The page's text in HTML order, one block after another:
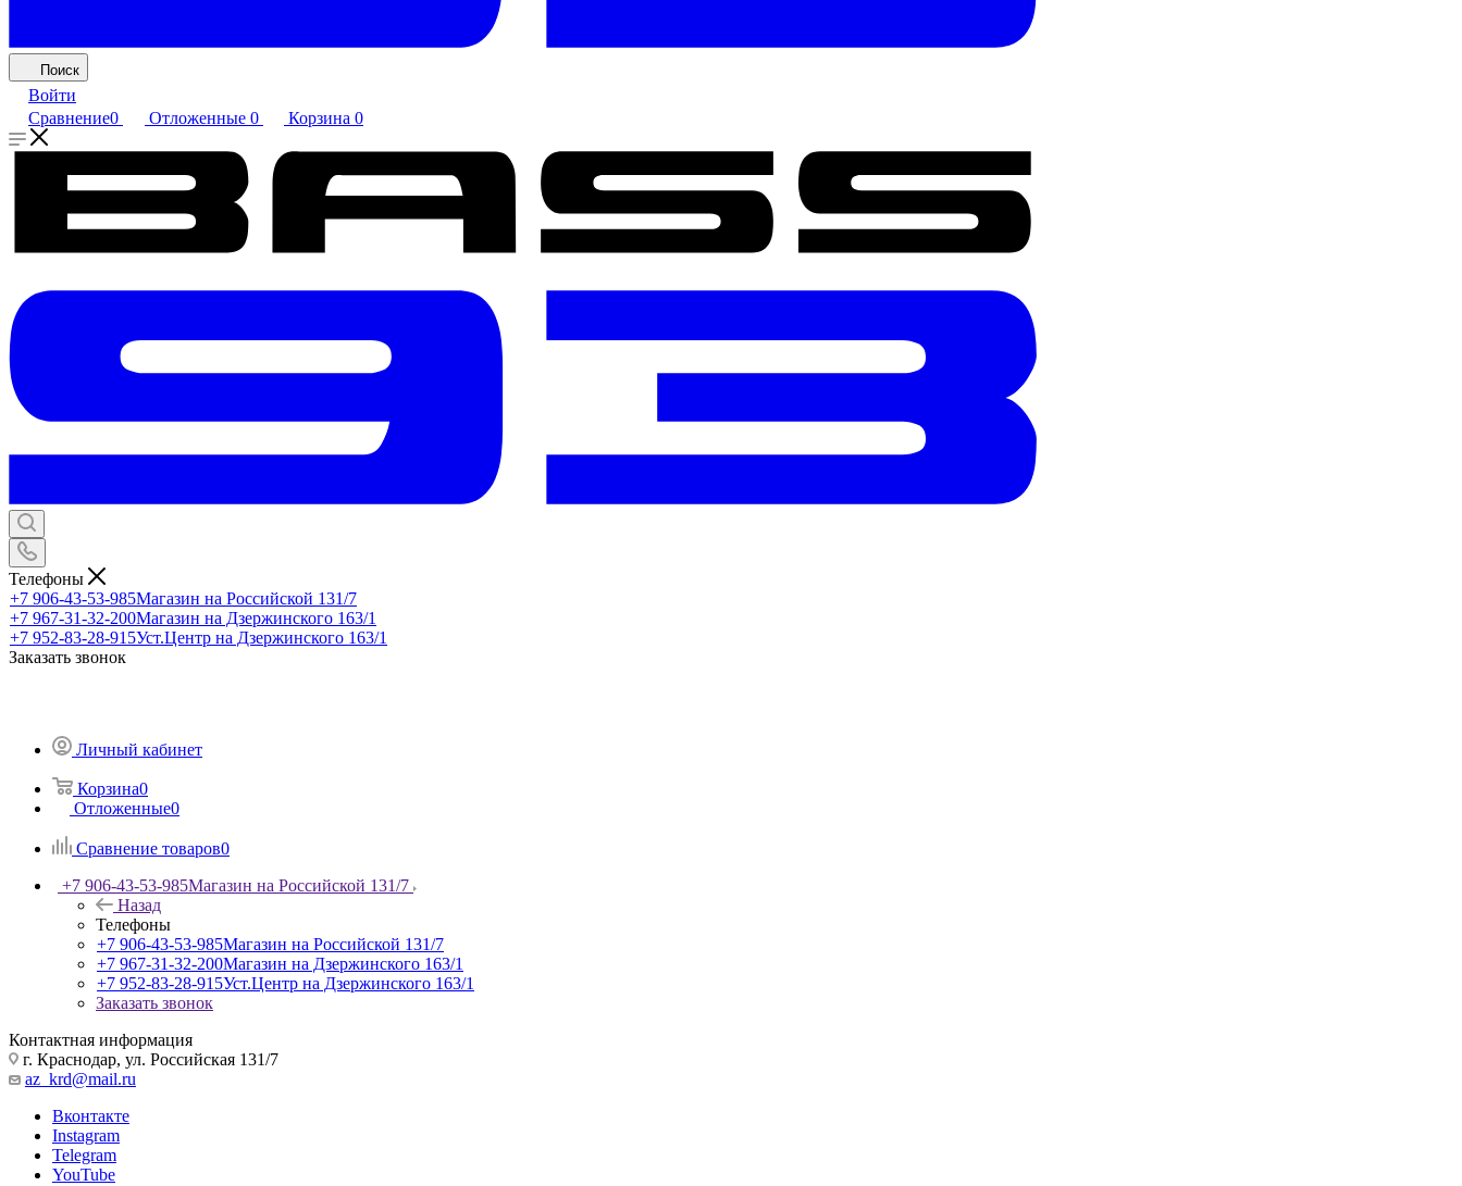
Поиск
Войти
Сравнение0 Отложенные 0 Корзина 0
Телефоны
+7 906-43-53-985Магазин на Российской 131/7
+7 967-31-32-200Магазин на Дзержинского 163/1
+7 952-83-28-915Уст.Центр на Дзержинского 163/1
Заказать звонок
Личный кабинет
Корзина0
Отложенные0
Сравнение товаров0
+7 906-43-53-985Магазин на Российской 131/7
Назад
Телефоны
+7 906-43-53-985Магазин на Российской 131/7
+7 967-31-32-200Магазин на Дзержинского 163/1
+7 952-83-28-915Уст.Центр на Дзержинского 163/1
Заказать звонок
Контактная информация
г. Краснодар, ул. Российская 131/7
az_krd@mail.ru
Вконтакте
Instagram
Telegram
YouTube